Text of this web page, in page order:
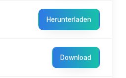
Herunterladen
Download